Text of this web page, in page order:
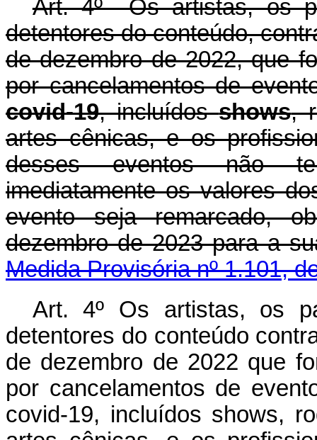
Art. 4º Os artistas, os
detentores do conteúdo,
de dezembro de 2022, que
por cancelamentos de
covid-19, incluídosshows,
artes cênicas, e os
desses eventos não
imediatamente os valores
evento seja remarcado,
dezembro de 2023 para a
Medida Provisória nº 1.101,
Art. 4º Os artistas, os
detentores do conteúdo
de dezembro de 2022 que
por cancelamentos de
covid-19, incluídos shows,